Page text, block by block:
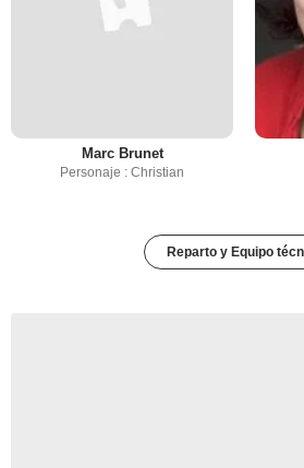
Marc Brunet
Personaje : Christian
Reparto y Equipo